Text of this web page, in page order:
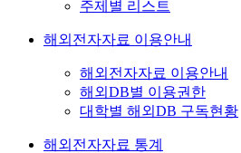
주제별 리스트
해외전자자료 이용안내
해외전자자료 이용안내
해외DB별 이용권한
대학별 해외DB 구독현황
해외전자자료 통계